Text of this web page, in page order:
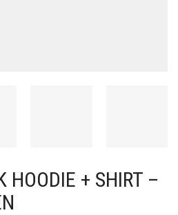
HOODIE + SHIRT –